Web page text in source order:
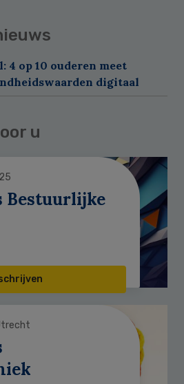
4 op 10 ouderen meet
digitaal
u
Bestuurlijke